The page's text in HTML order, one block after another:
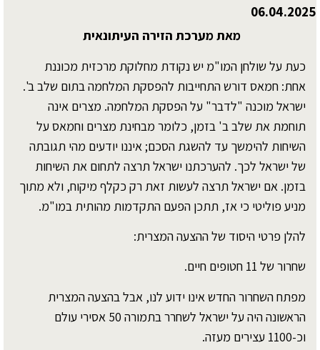
06.04.2025
מאת מערכת הזירה העיתונאית
כעת על שולחן המו"מ יש נקודת מחלוקת מרכזית מכוננת
אחת: חמאס דורש התחייבות להפסקת המלחמה בתום שלב ב'.
ישראל מוכנה "לדבר" על הפסקת המלחמה. מצרים אינה
תוחמת את שלב ב' בזמן, כלומר מבחינת מצרים וחמאס על
השיחות להימשך עד להשגת הסכם; איננו יודעים מהי תגובתה
של ישראל לכך. להערכתנו ישראל תרצה לתחום את השיחות
בזמן. אם ישראל תרצה לעשות זאת רק כקלף מיקוח, ולא מתוך
מניע פוליטי כי אז, תתכן הפעם התקדמות מהותית במו"מ.
להלן פרטי היסוד של ההצעה המצרית:
שחרור של 11 חטופים חיים.
מפתח השחרור החדש אינו ידוע לנו, אבל בהצעה המצרית
הראשונה היה על ישראל לשחרר בתמורה 50 אסירי עולם
וכ-1100 עצירים מעזה.